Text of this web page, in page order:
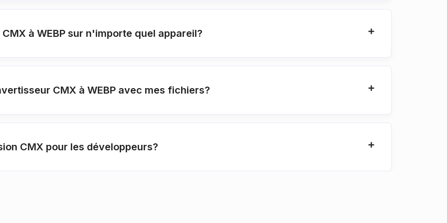
à WEBP sur n'importe quel appareil?
CMX à WEBP avec mes fichiers?
CMX pour les développeurs?